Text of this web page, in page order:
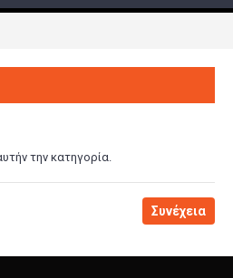
την κατηγορία.
Συνέχεια